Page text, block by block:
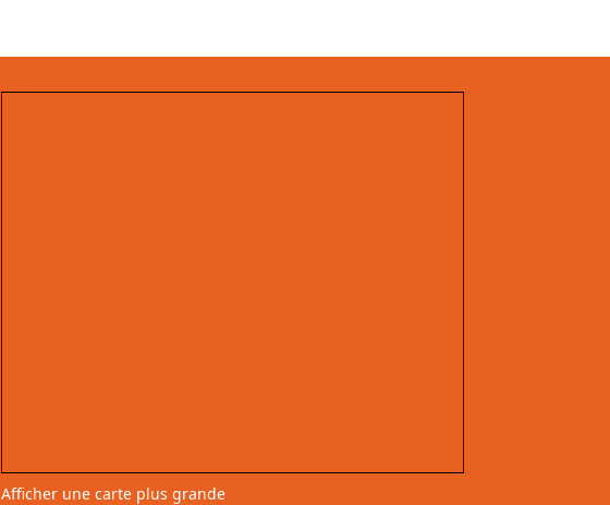
Afficher une carte plus grande